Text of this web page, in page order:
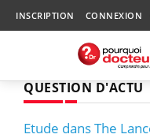
INSCRIPTION CONNEXION
QUESTION D'ACTU
Etude dans The